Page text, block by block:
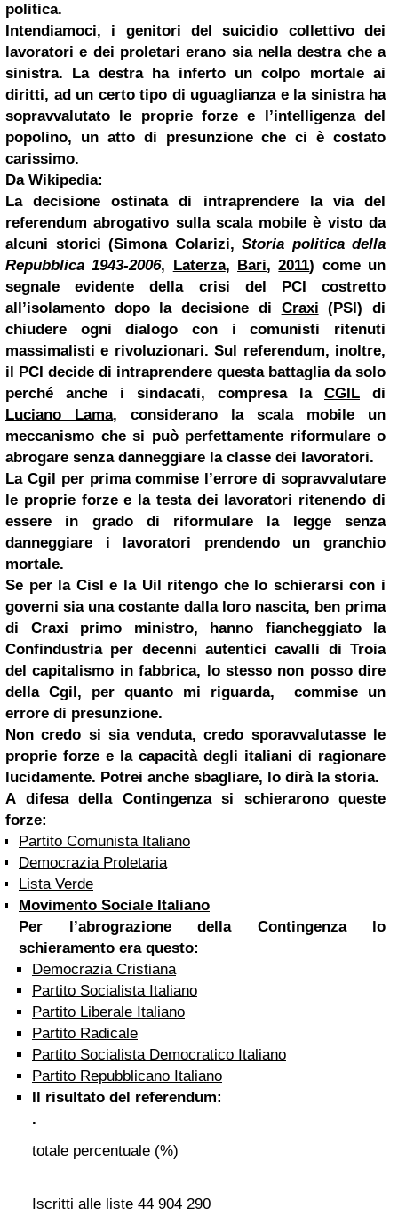
politica.
Intendiamoci, i genitori delsuicidio collettivo dei
lavoratori e dei proletari erano sia nella destra che a
sinistra. La destraha inferto un colpo mortale ai
diritti, ad un certo tipo di uguaglianza e la sinistra ha
sopravvalutato le proprie forze e l’intelligenza del
popolino, un atto di presunzione che ci è costato
carissimo.
Da Wikipedia:
La decisione ostinata di intraprendere la via del
referendum abrogativo sulla scala mobile è visto da
alcuni storici (Simona Colarizi, Storia politica della
Repubblica 1943-2006, Laterza, Bari,2011) come un
segnale evidente della crisi del PCI costretto
all’isolamento dopo la decisione di Craxi (PSI) di
chiudere ogni dialogo con i comunisti ritenuti
massimalisti e rivoluzionari. Sul referendum, inoltre,
il PCI decide di intraprendere questa battaglia da solo
perché anche i sindacati, compresa la CGIL di
Luciano Lama, considerano la scala mobile un
meccanismo che si può perfettamente riformulare o
abrogare senza danneggiare la classe dei lavoratori.
La Cgil per prima commise l’errore di sopravvalutare
le proprie forze e la testa dei lavoratori ritenendo di
essere in grado di riformulare la legge senza
danneggiare i lavoratori prendendo un granchio
mortale.
Se per la Cisl e la Uil ritengo che lo schierarsi con i
governi sia una costante dalla loro nascita, ben prima
di Craxi primo ministro, hanno fiancheggiato la
Confindustria per decenni autentici cavalli di Troia
del capitalismo in fabbrica, lo stesso non posso dire
della Cgil, per quanto mi riguarda, commise un
errore di presunzione.
Non credo si sia venduta, credo sporavvalutasse le
proprie forze e la capacità degli italiani di ragionare
lucidamente. Potrei anche sbagliare, lo dirà la storia.
A difesa della Contingenza si schierarono queste
forze:
Partito Comunista Italiano
Democrazia Proletaria
Lista Verde
Movimento Sociale Italiano
Per l’abrograzione della Contingenza lo
schieramento era questo:
Democrazia Cristiana
Partito Socialista Italiano
Partito Liberale Italiano
Partito Radicale
Partito Socialista Democratico Italiano
Partito Repubblicano Italiano
Il risultato del referendum:
.
totale percentuale (%)
Iscritti alle liste 44 904 290